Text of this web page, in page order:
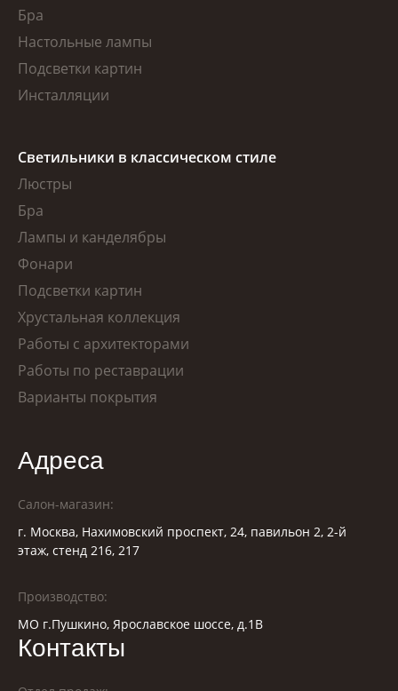
Бра
Настольные лампы
Подсветки картин
Инсталляции
Светильники в классическом стиле
Люстры
Бра
Лампы и канделябры
Фонари
Подсветки картин
Хрустальная коллекция
Работы с архитекторами
Работы по реставрации
Варианты покрытия
Адреса
Салон-магазин:
г. Москва, Нахимовский проспект, 24, павильон 2, 2-й
этаж, стенд 216, 217
Производство:
МО г.Пушкино, Ярославское шоссе, д.1В
Контакты